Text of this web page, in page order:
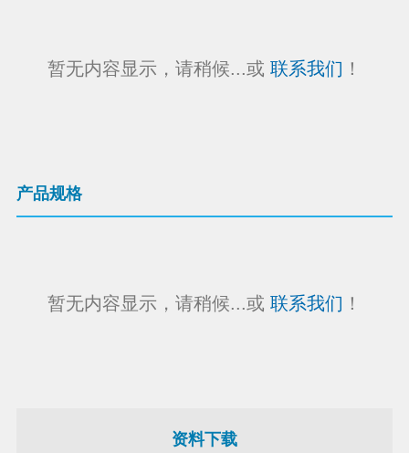
暂无内容显示，请稍候...或 联系我们 ！
产品规格
暂无内容显示，请稍候...或 联系我们 ！
资料下载